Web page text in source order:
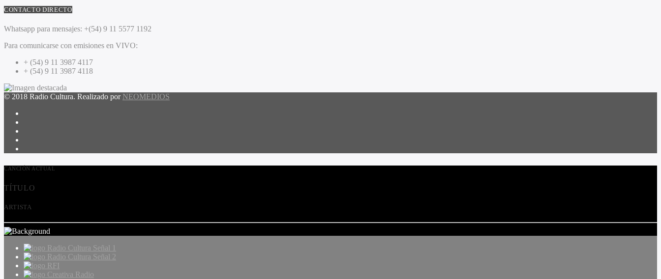
CONTACTO DIRECTO
Whatsapp para mensajes: +(54) 9 11 5577 1192
Para comunicarse con emisiones en VIVO:
+ (54) 9 11 3987 4117
+ (54) 9 11 3987 4118
© 2018 Radio Cultura. Realizado por NEOMEDIOS
CANCIÓN ACTUAL
TÍTULO
ARTISTA
Radio Cultura Señal 1
Radio Cultura Señal 2
RFI
Creativa Radio